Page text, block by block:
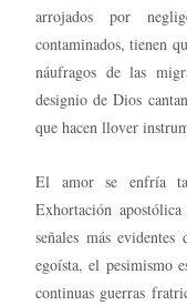
arrojados por
contaminados, tienen
náufragos de las
designio de Dios
que hacen llover
El amor se enfría
Exhortación apostólica
señales más
egoísta, el pesimismo
continuas guerras